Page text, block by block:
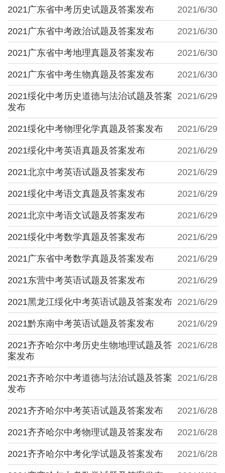
2021/6/30
2021广东省中考历史试题及答案发布
2021/6/30
2021广东省中考政治试题及答案发布
2021/6/30
2021广东省中考地理真题及答案发布
2021/6/30
2021广东省中考生物真题及答案发布
2021/6/29
2021绥化中考历史道德与法治试题及答案
发布
2021/6/29
2021绥化中考物理化学真题及答案发布
2021/6/29
2021绥化中考英语真题及答案发布
2021/6/29
2021北京中考英语试题及答案发布
2021/6/29
2021绥化中考语文真题及答案发布
2021/6/29
2021北京中考语文试题及答案发布
2021/6/29
2021绥化中考数学真题及答案发布
2021/6/29
2021广东省中考数学真题及答案发布
2021/6/29
2021东营中考英语试题及答案发布
2021/6/29
2021黑龙江绥化中考英语试题及答案发布
2021/6/29
2021黔东南中考英语试题及答案发布
2021/6/28
2021齐齐哈尔中考历史生物地理试题及答
案发布
2021/6/28
2021齐齐哈尔中考道德与法治试题及答案
发布
2021/6/28
2021齐齐哈尔中考英语试题及答案发布
2021/6/28
2021齐齐哈尔中考物理试题及答案发布
2021/6/28
2021齐齐哈尔中考化学试题及答案发布